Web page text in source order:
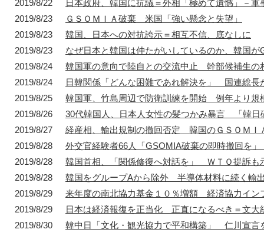
2019/8/22
日本政府、韓国に抗議＝外相「極めて遺憾」－軍
2019/8/23
ＧＳＯＭＩＡ破棄 米国「強い懸念と失望」
2019/8/23
韓国、日本への対抗誇示＝相互不信、底なしに
2019/8/23
なぜ日本と韓国は仲たがいしているのか、韓国が
2019/8/24
韓国軍の意向で陸自との交流中止 幹部候補生の
2019/8/24
日韓関係「どんな困難であれ解決を」 国連総長
2019/8/25
韓国軍、竹島周辺で防衛訓練を開始 例年より規
2019/8/26
30代韓国人、日本人女性の髪つかみ暴言 「韓日
2019/8/27
経産相、輸出規制の撤回否定 韓国のＧＳＯＭＩ
2019/8/28
外交官経験者66人「GSOMIA破棄の即時撤回を
2019/8/28
韓国首相、「関係修復へ対話を」 ＷＴＯ提訴も
2019/8/28
韓国をグループAから除外 半導体材料に続く輸
2019/8/29
来年度の南北協力基金１０％増額 経済協力イン
2019/8/29
日本は経済報復を正当化 正直になるべき＝文大
2019/8/30
韓中日「文化・観光協力で平和構築」 仁川宣言